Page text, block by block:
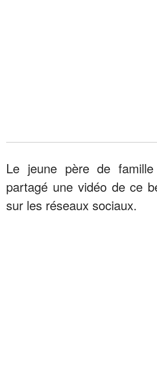
Le jeune père de famille
partagé une vidéo de ce
sur les réseaux sociaux.